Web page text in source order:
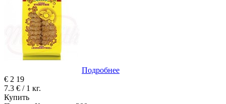
Подробнее
€ 2 19
7.3 € / 1 кг.
Купить